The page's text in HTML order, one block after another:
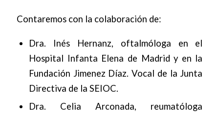
Contaremos con la colaboración de:
Dra. Inés Hernanz, oftalmóloga en el
Hospital Infanta Elena de Madrid y en la
Fundación Jimenez Díaz. Vocal de la Junta
Directiva de la SEIOC.
Dra. Celia Arconada, reumatóloga